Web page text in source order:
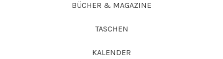
BÜCHER & MAGAZINE
TASCHEN
KALENDER